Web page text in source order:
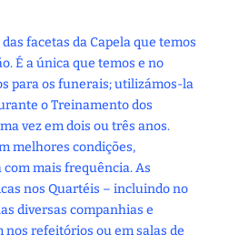
facetas da Capela que temos
É a única que temos e no
para os funerais; utilizámos-la
o Treinamento dos
vez em dois ou três anos.
melhores condições,
mais frequência. As
nos Quartéis – incluindo no
diversas companhias e
nos refeitórios ou em salas de